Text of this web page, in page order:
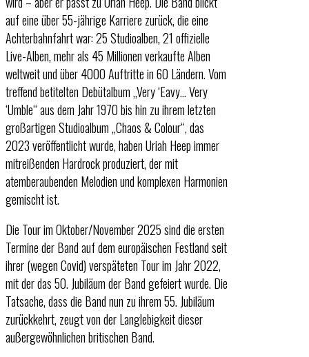
auf eine über 55-jährige Karriere zurück, die eine
Achterbahnfahrt war: 25 Studioalben, 21 offizielle
Live-Alben, mehr als 45 Millionen verkaufte Alben
weltweit und über 4000 Auftritte in 60 Ländern. Vom
treffend betitelten Debütalbum „Very ‘Eavy… Very
‘Umble“ aus dem Jahr 1970 bis hin zu ihrem letzten
großartigen Studioalbum „Chaos & Colour“, das
2023 veröffentlicht wurde, haben Uriah Heep immer
mitreißenden Hardrock produziert, der mit
atemberaubenden Melodien und komplexen Harmonien
gemischt ist.
Die Tour im Oktober/November 2025 sind die ersten
Termine der Band auf dem europäischen Festland seit
ihrer (wegen Covid) verspäteten Tour im Jahr 2022,
mit der das 50. Jubiläum der Band gefeiert wurde. Die
Tatsache, dass die Band nun zu ihrem 55. Jubiläum
zurückkehrt, zeugt von der Langlebigkeit dieser
außergewöhnlichen britischen Band.